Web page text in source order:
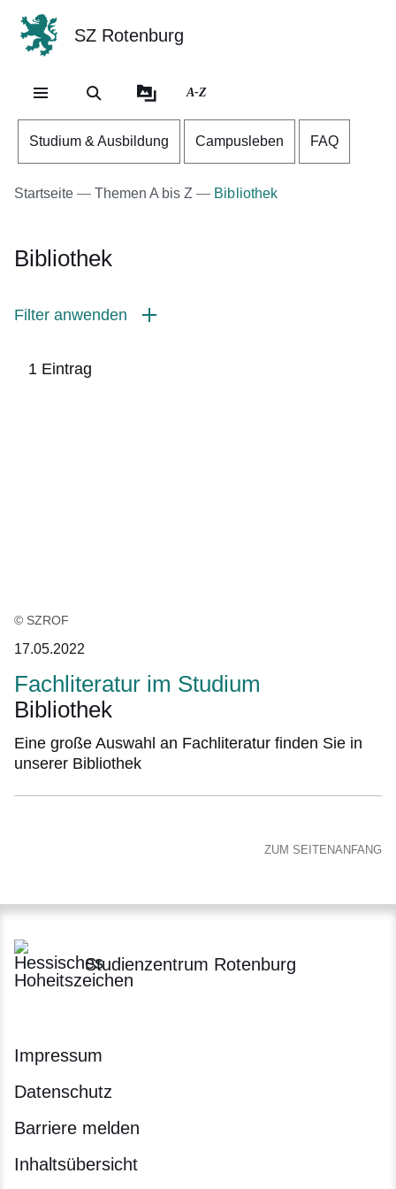
SZ Rotenburg
A-Z
Studium & Ausbildung Campusleben FAQ
Startseite Themen A bis Z Bibliothek
Bibliothek
Filter anwenden
1 Eintrag
© SZROF
17.05.2022
Fachliteratur im Studium
Bibliothek
Eine große Auswahl an Fachliteratur finden Sie in
unserer Bibliothek
ZUM SEITENANFANG
Studienzentrum Rotenburg
Impressum
Datenschutz
Barriere melden
Inhaltsübersicht